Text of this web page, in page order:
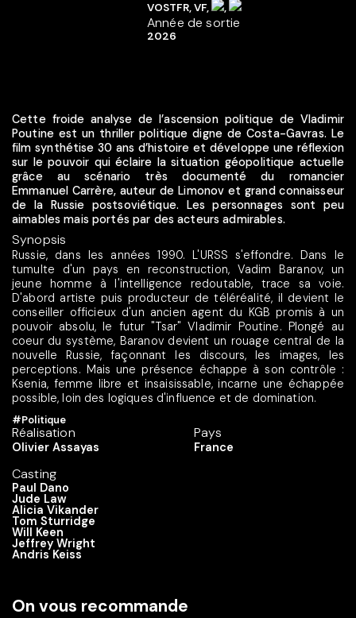
VOSTFR, VF, ,
Année de sortie
2026
Cette froide analyse de l’ascension politique de Vladimir
Poutine est un thriller politique digne de Costa-Gavras. Le
film synthétise 30 ans d’histoire et développe une réflexion
sur le pouvoir qui éclaire la situation géopolitique actuelle
grâce au scénario très documenté du romancier
Emmanuel Carrère, auteur de Limonov et grand connaisseur
de la Russie postsoviétique. Les personnages sont peu
aimables mais portés par des acteurs admirables.
Synopsis
Russie, dans les années 1990. L'URSS s'effondre. Dans le
tumulte d'un pays en reconstruction, Vadim Baranov, un
jeune homme à l'intelligence redoutable, trace sa voie.
D'abord artiste puis producteur de téléréalité, il devient le
conseiller officieux d'un ancien agent du KGB promis à un
pouvoir absolu, le futur "Tsar" Vladimir Poutine. Plongé au
coeur du système, Baranov devient un rouage central de la
nouvelle Russie, façonnant les discours, les images, les
perceptions. Mais une présence échappe à son contrôle :
Ksenia, femme libre et insaisissable, incarne une échappée
possible, loin des logiques d'influence et de domination.
#Politique
Réalisation
Olivier Assayas
Casting
Paul Dano
Jude Law
Alicia Vikander
Tom Sturridge
Will Keen
Jeffrey Wright
Andris Keiss
Pays
France
On vous recommande